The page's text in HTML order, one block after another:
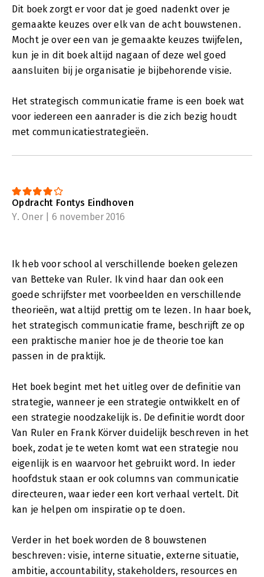
Dit boek zorgt er voor dat je goed nadenkt over je
gemaakte keuzes over elk van de acht bouwstenen.
Mocht je over een van je gemaakte keuzes twijfelen,
kun je in dit boek altijd nagaan of deze wel goed
aansluiten bij je organisatie je bijbehorende visie.
Het strategisch communicatie frame is een boek wat
voor iedereen een aanrader is die zich bezig houdt
met communicatiestrategieën.
Opdracht Fontys Eindhoven
Y. Oner | 6 november 2016
Ik heb voor school al verschillende boeken gelezen
van Betteke van Ruler. Ik vind haar dan ook een
goede schrijfster met voorbeelden en verschillende
theorieën, wat altijd prettig om te lezen. In haar boek,
het strategisch communicatie frame, beschrijft ze op
een praktische manier hoe je de theorie toe kan
passen in de praktijk.
Het boek begint met het uitleg over de definitie van
strategie, wanneer je een strategie ontwikkelt en of
een strategie noodzakelijk is. De definitie wordt door
Van Ruler en Frank Körver duidelijk beschreven in het
boek, zodat je te weten komt wat een strategie nou
eigenlijk is en waarvoor het gebruikt word. In ieder
hoofdstuk staan er ook columns van communicatie
directeuren, waar ieder een kort verhaal vertelt. Dit
kan je helpen om inspiratie op te doen.
Verder in het boek worden de 8 bouwstenen
beschreven: visie, interne situatie, externe situatie,
ambitie, accountability, stakeholders, resources en